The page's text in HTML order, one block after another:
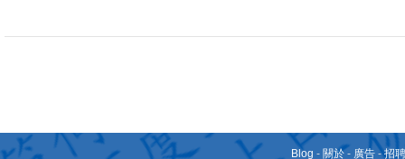
Blog - 關於 - 廣告 -招